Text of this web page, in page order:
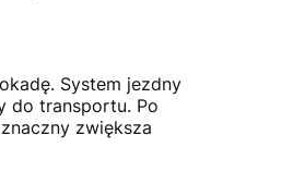
System jezdny
do transportu. Po
zwiększa